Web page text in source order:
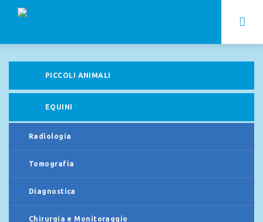
PICCOLI ANIMALI
EQUINI
Radiologia
Tomografia
Diagnostica
Chirurgia e Monitoraggio